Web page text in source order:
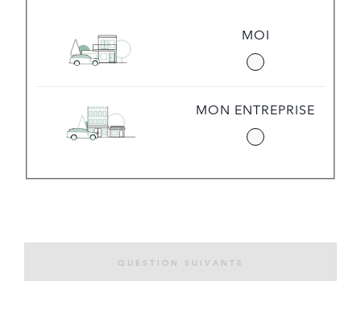
MOI
MON ENTREPRISE
QUESTION SUIVANTE